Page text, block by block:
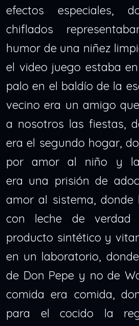
efectos especiales,
chiflados
humor de una niñez
el video juego estaba
palo en el baldío de la
vecino era un amigo
a nosotros las fiestas,
era el segundo hogar,
por amor al niño y
era una prisión de
amor al sistema, donde
con leche de
producto sintético y
en un laboratorio,
de Don Pepe y no de
comida era comida,
para el cocido la